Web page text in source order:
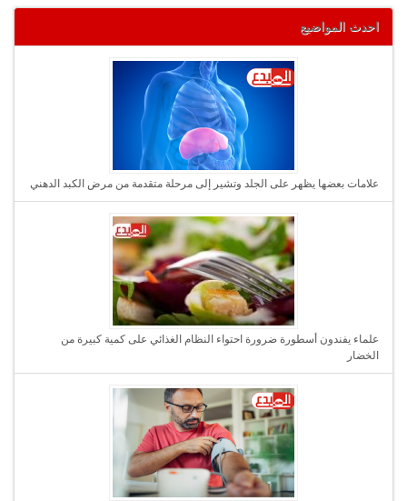
احدث المواضيع
علامات بعضها يظهر على الجلد وتشير إلى مرحلة متقدمة من مرض الكبد الدهني
علماء يفندون أسطورة ضرورة احتواء النظام الغذائي على كمية كبيرة من
الخضار